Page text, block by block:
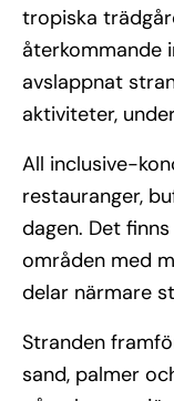
tropiska
återkommande
avslappnat
aktiviteter,
All inclusive-
restauranger,
dagen. Det
områden med
delar närmare
Stranden
sand, palmer